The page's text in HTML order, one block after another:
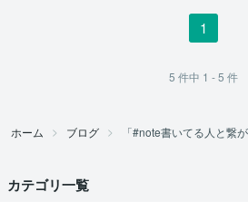
1
5 件中 1 - 5 件
ホーム ブログ 「#note書いてる人と繋
カテゴリ一覧